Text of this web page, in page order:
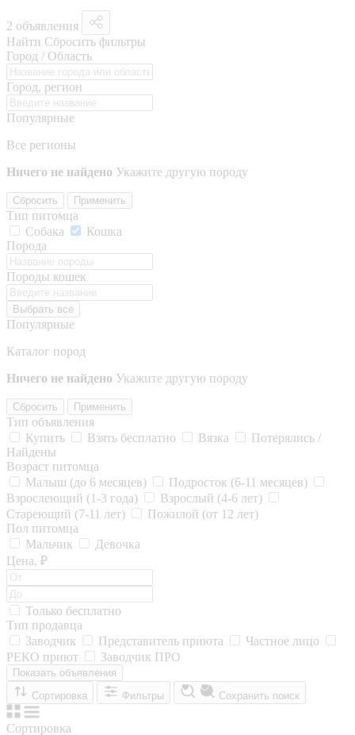
2 объявления
Найти Сбросить фильтры
Город / Область
Город, регион
Популярные
Все регионы
Ничего не найдено Укажите другую породу
Сбросить Применить
Тип питомца
Собака
Кошка
Порода
Породы кошек
Выбрать все
Популярные
Каталог пород
Ничего не найдено Укажите другую породу
Сбросить Применить
Тип объявления
Купить
Взять бесплатно Вязка
Потерялись /
Найдены
Возраст питомца
Малыш (до 6 месяцев)
Подросток (6-11 месяцев)
Взрослеющий (1-3 года)
Взрослый (4-6 лет)
Стареющий (7-11 лет)
Пожилой (от 12 лет)
Пол питомца
Мальчик
Девочка
Цена, ₽
Только бесплатно
Тип продавца
Заводчик
Представитель приюта
Частное лицо
РЕКО приют
Заводчик ПРО
Показать объявления
Сортировка
Фильтры Сохранить поиск
Сортировка